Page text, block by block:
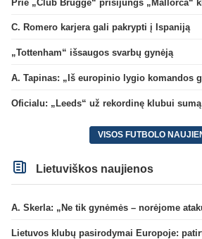
C. Romero karjera gali pakrypti į Ispaniją
„Tottenham“ išsaugos svarbų gynėją
VISOS FUTBOLO
Lietuviškos naujienos
A. Skerla: „Ne tik gynėmės – norėjome